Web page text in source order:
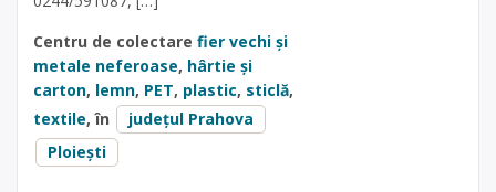
Centru de colectare fier vechi și
metale neferoase, hârtie și
carton, lemn, PET, plastic, sticlă,
textile, în
județul Prahova
Ploiești